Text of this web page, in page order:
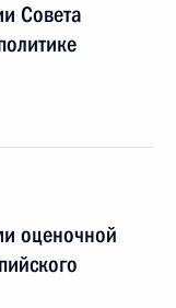
Совета
оценочной